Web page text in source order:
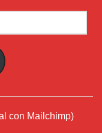
con Mailchimp)